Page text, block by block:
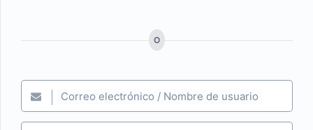
O
Correo electrónico / Nombre de usuario